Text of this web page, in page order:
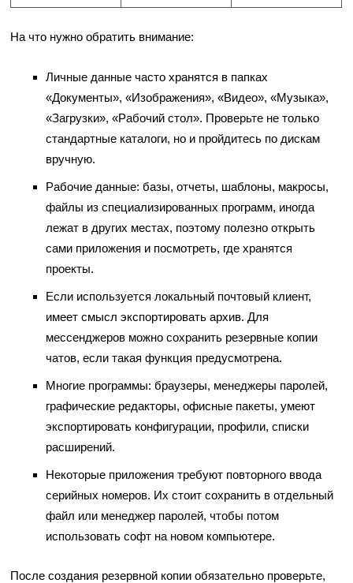
На что нужно обратить внимание:
Личные данные часто хранятся в папках
«Документы», «Изображения», «Видео», «Музыка»,
«Загрузки», «Рабочий стол». Проверьте не только
стандартные каталоги, но и пройдитесь по дискам
вручную.
Рабочие данные: базы, отчеты, шаблоны, макросы,
файлы из специализированных программ, иногда
лежат в других местах, поэтому полезно открыть
сами приложения и посмотреть, где хранятся
проекты.
Если используется локальный почтовый клиент,
имеет смысл экспортировать архив. Для
мессенджеров можно сохранить резервные копии
чатов, если такая функция предусмотрена.
Многие программы: браузеры, менеджеры паролей,
графические редакторы, офисные пакеты, умеют
экспортировать конфигурации, профили, списки
расширений.
Некоторые приложения требуют повторного ввода
серийных номеров. Их стоит сохранить в отдельный
файл или менеджер паролей, чтобы потом
использовать софт на новом компьютере.
После создания резервной копии обязательно проверьте,